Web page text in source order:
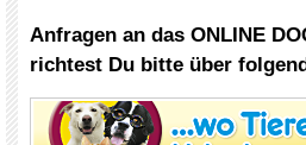
Anfragen an das ONLINE
richtest Du bitte über